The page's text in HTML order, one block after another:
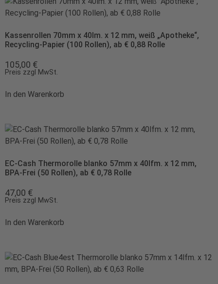
Kassenrollen 70mm x 40lm. x 12 mm, weiß „Apotheke“,
Recycling-Papier (100 Rollen), ab € 0,88 Rolle
105,00 €
Preis zzgl MwSt.
In den Warenkorb
EC-Cash Thermorolle blanko 57mm x 40lfm. x 12 mm,
BPA-Frei (50 Rollen), ab € 0,78 Rolle
47,00 €
Preis zzgl MwSt.
In den Warenkorb